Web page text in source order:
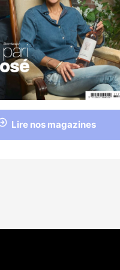
Lire nos magazines